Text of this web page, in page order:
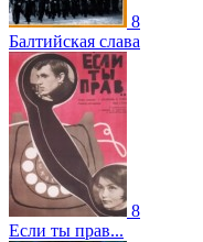
8
Балтийская слава
8
Если ты прав...